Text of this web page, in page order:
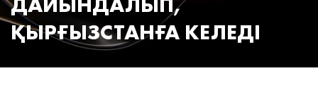
ҚЫРҒЫЗСТАНҒА КЕЛЕДІ